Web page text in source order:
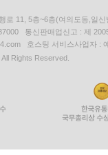
로 11, 5층~6층(여의도동,일신
통신판매업신고 : 제
호스팅 서비스사업자 :
Rights Reserved.